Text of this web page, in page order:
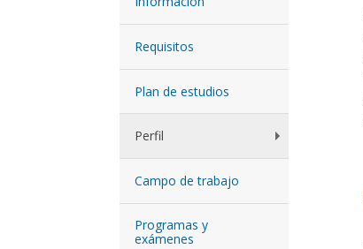
Requisitos
Plan de estudios
Perfil
Campo de trabajo
Programas y
exámenes